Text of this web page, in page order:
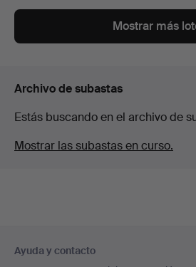
Mostrar más
Archivo de subastas
Estás buscando en el archivo de
Mostrar las subastas en curso.
en
Ayuda y contacto